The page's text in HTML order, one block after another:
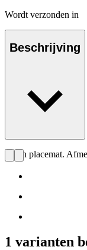
Wordt verzonden in
Beschrijving
Leren placemat.
1 varianten